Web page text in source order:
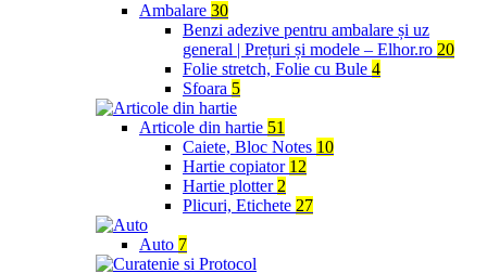
Ambalare 30
Benzi adezive pentru ambalare și uz
general | Prețuri și modele – Elhor.ro 20
Folie stretch, Folie cu Bule 4
Sfoara 5
Articole din hartie 51
Caiete, Bloc Notes 10
Hartie copiator 12
Hartie plotter 2
Plicuri, Etichete 27
Auto 7